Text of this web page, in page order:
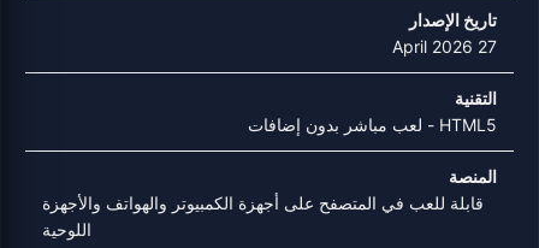
تاريخ الإصدار
27 April 2026
التقنية
HTML5 - لعب مباشر بدون إضافات
المنصة
قابلة للعب في المتصفح على أجهزة الكمبيوتر والهواتف والأجهزة
اللوحية